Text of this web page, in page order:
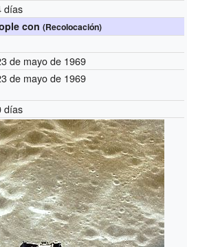
días
con (Recolocación)
de mayo de 1969
de mayo de 1969
días